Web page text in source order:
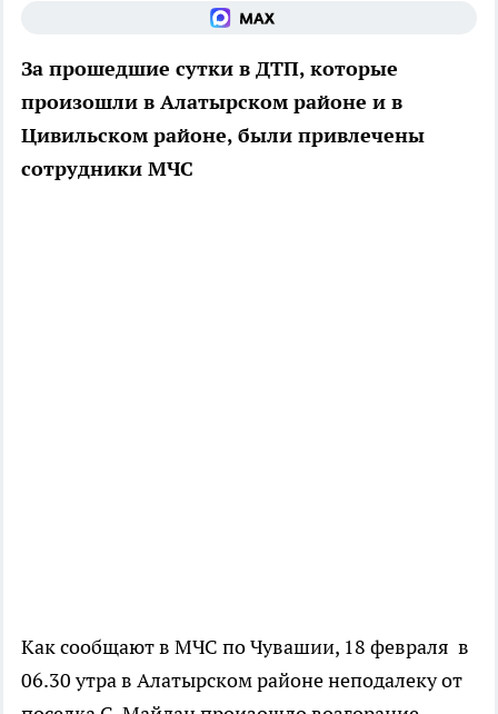
За прошедшие сутки в ДТП, которые
произошли в Алатырском районе и в
Цивильском районе, были привлечены
сотрудники МЧС
Как сообщают в МЧС по Чувашии, 18 февраля в
06.30 утра в Алатырском районе неподалеку от